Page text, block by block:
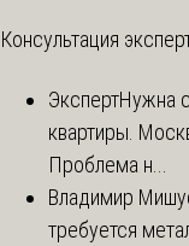
Консультация
ЭкспертНужна
квартиры.
Проблема н...
Владимир
требуется